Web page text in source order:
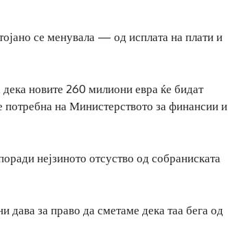
се менувала — од исплата на плати и
новите 260 милиони евра ќе бидат
потребна на Министерството за финансии и
нејзиното отсуство од собраниската
дава за право да сметаме дека таа бега од